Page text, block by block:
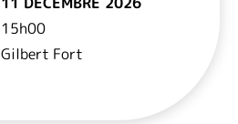
15h00
Gilbert Fort